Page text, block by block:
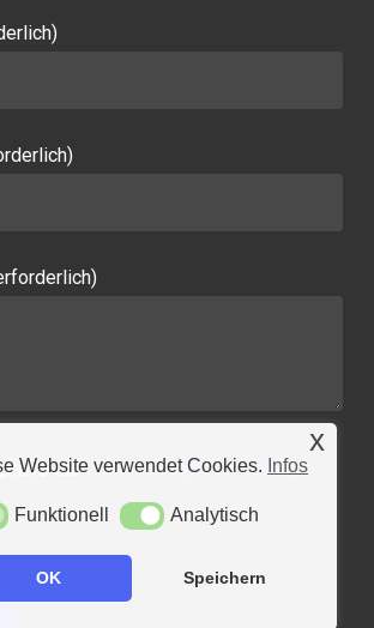
dieDatenschutzbestimmungen
Website verwendet Cookies. Infos
Funktionell AnalytischAnalytisch
OK Speichern
x